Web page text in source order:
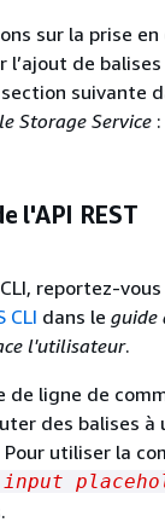
sur la prise en
l’ajout de
suivante
Storage Service :
l'API REST
reportez-
CLI dans le guide
l'utilisateur.
de ligne de
des balises à
Pour utiliser la